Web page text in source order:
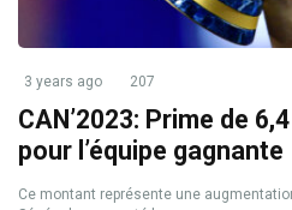
3 years ago 207
CAN’2023: Prime de
pour l’équipe gagnante
Ce montant représente une